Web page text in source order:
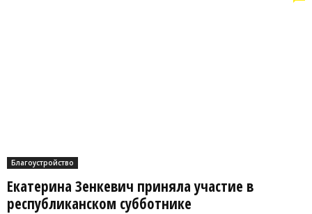
Благоустройство
Екатерина Зенкевич приняла участие в
республиканском субботнике